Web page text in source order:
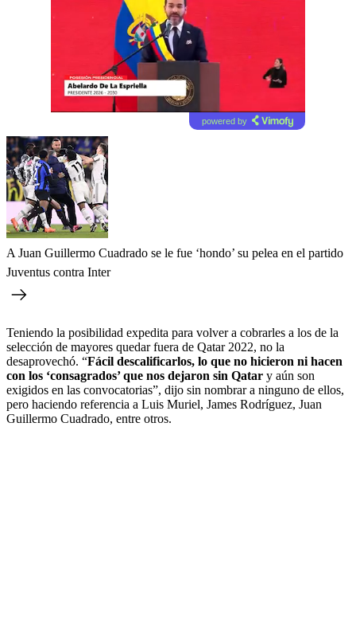
powered by
A Juan Guillermo Cuadrado se le fue ‘hondo’ su pelea en el partido
Juventus contra Inter
Teniendo la posibilidad expedita para volver a cobrarles a los de la
selección de mayores quedar fuera de Qatar 2022, no la
desaprovechó. “Fácil descalificarlos, lo que no hicieron ni hacen
con los ‘consagrados’ que nos dejaron sin Qatar y aún son
exigidos en las convocatorias”, dijo sin nombrar a ninguno de ellos,
pero haciendo referencia a Luis Muriel, James Rodríguez, Juan
Guillermo Cuadrado, entre otros.